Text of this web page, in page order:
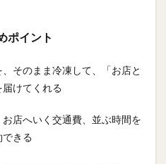
ポイント
そのまま冷凍して、「お店と
届けてくれる
お店へいく交通費、並ぶ時間を
できる